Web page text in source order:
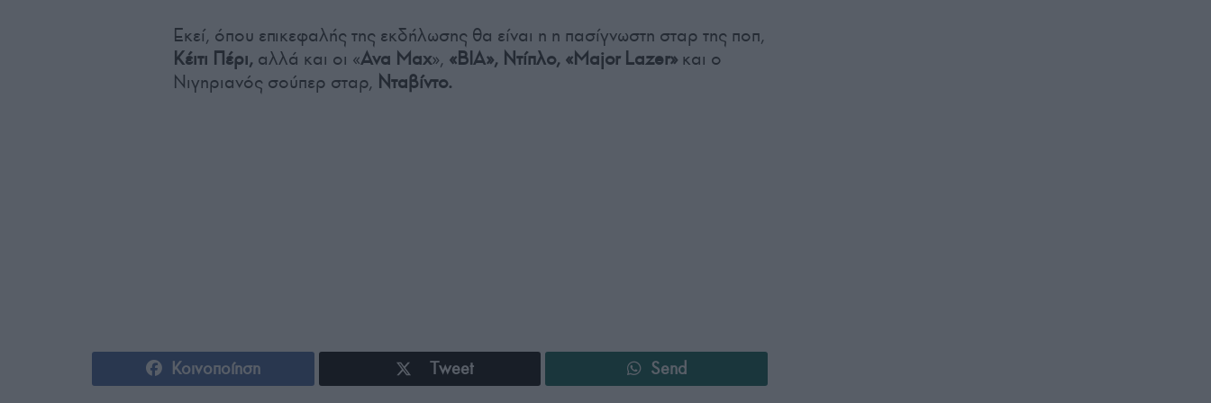
Εκεί, όπου επικεφαλής της εκδήλωσης θα είναι η η πασίγνωστη σταρ της ποπ,
Κέιτι Πέρι, αλλά και οι «Ava Max», «BIA», Ντίπλο, «Major Lazer» και ο
Νιγηριανός σούπερ σταρ, Νταβίντο.
Κοινοποίηση Tweet Send